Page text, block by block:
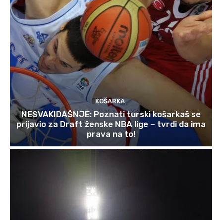
KOŠARKA
NESVAKIDAŠNJE: Poznati turski košarkaš se
prijavio za Draft ženske NBA lige – tvrdi da ima
prava na to!